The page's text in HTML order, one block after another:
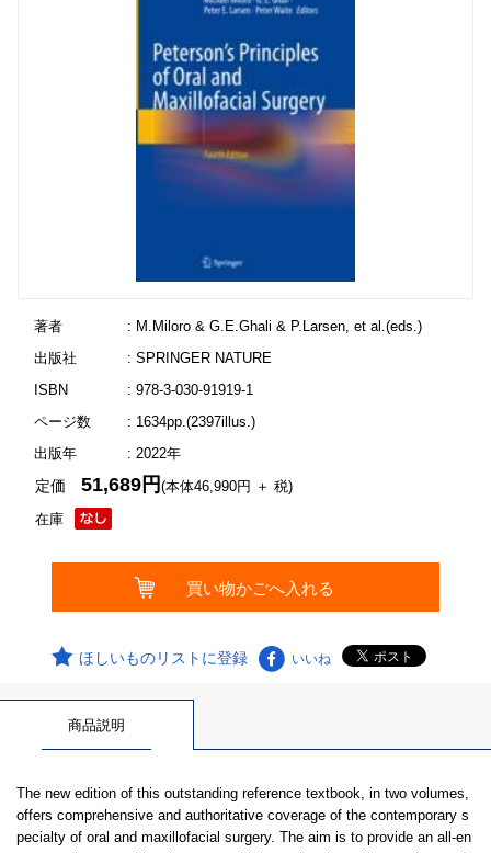
著者
: M.Miloro & G.E.Ghali & P.Larsen, et al.(eds.)
出版社
: SPRINGER NATURE
ISBN
: 978-3-030-91919-1
ページ数
: 1634pp.(2397illus.)
出版年
: 2022年
在庫
定価51,689円(本体46,990円 ＋ 税)
ほしいものリストに登録 いいね
商品説明
The new edition of this outstanding reference textbook, in two volumes,
offers comprehensive and authoritative coverage of the contemporary s
pecialty of oral and maxillofacial surgery. The aim is to provide an all-en